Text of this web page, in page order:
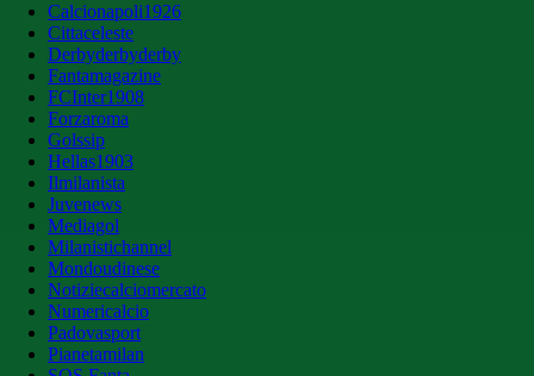
Calcionapoli1926
Cittaceleste
Derbyderbyderby
Fantamagazine
FCInter1908
Forzaroma
Golssip
Hellas1903
Ilmilanista
Juvenews
Mediagol
Milanistichannel
Mondoudinese
Notiziecalciomercato
Numericalcio
Padovasport
Pianetamilan